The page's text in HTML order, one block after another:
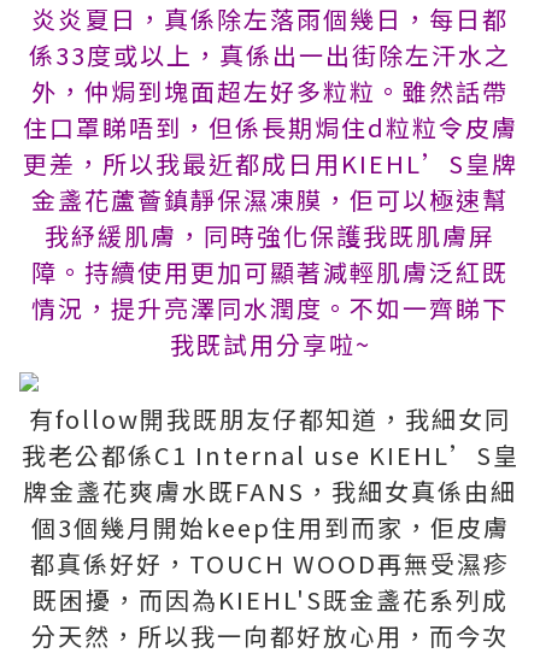
炎炎夏日，真係除左落雨個幾日，每日都
係33度或以上，真係出一出街除左汗水之
外，仲焗到塊面超左好多粒粒。雖然話帶
住口罩睇唔到，但係長期焗住d粒粒令皮膚
更差，所以我最近都成日用KIEHL’S皇牌
金盞花蘆薈鎮靜保濕凍膜，佢可以極速幫
我紓緩肌膚，同時強化保護我既肌膚屏
障。持續使用更加可顯著減輕肌膚泛紅既
情況，提升亮澤同水潤度。不如一齊睇下
我既試用分享啦~
有follow開我既朋友仔都知道，我細女同
我老公都係C1 Internal use KIEHL’S皇
牌金盞花爽膚水既FANS，我細女真係由細
個3個幾月開始keep住用到而家，佢皮膚
都真係好好，TOUCH WOOD再無受濕疹
既困擾，而因為KIEHL'S既金盞花系列成
分天然，所以我一向都好放心用，而今次